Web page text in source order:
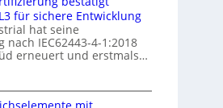
e
für sichere Entwicklung
hat seine
nach IEC62443-4-1:2018
erneuert und erstmals…